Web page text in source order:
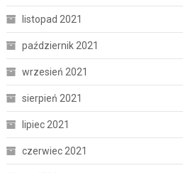
listopad 2021
październik 2021
wrzesień 2021
sierpień 2021
lipiec 2021
czerwiec 2021